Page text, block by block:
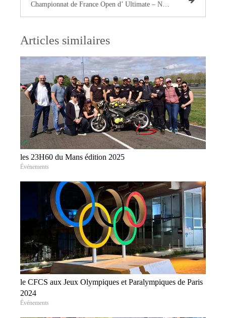
Articles similaires
les 23H60 du Mans édition 2025
Événements
le CFCS aux Jeux Olympiques et Paralympiques de Paris
2024
Événements